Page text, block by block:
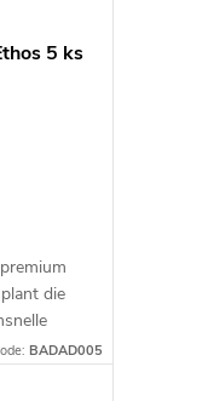
5 ks
die
BADAD005